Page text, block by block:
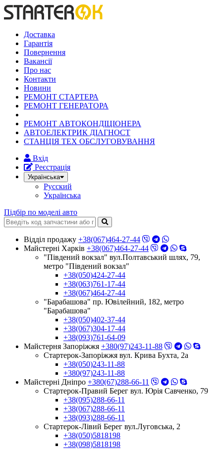
Доставка
Гарантія
Повернення
Вакансії
Про нас
Контакти
Новини
РЕМОНТ СТАРТЕРА
РЕМОНТ ГЕНЕРАТОРА
РЕМОНТ АВТОКОНДІЦІОНЕРА
АВТОЕЛЕКТРИК ДІАГНОСТ
СТАНЦІЯ ТЕХ ОБСЛУГОВУВАННЯ
Вхід
Реєстрація
Українська
Русский
Українська
Підбір по моделі авто
Відділ продажу +38(067)464-27-44
Майстерні Харків +38(067)464-27-44
"Південий вокзал" вул.Полтавський шлях, 79,
метро "Південий вокзал"
+38(050)424-27-44
+38(063)761-17-44
+38(067)464-27-44
"Барабашова" пр. Ювілейний, 182, метро
"Барабашова"
+38(050)402-37-44
+38(067)304-17-44
+38(093)761-64-09
Майстерня Запоріжжя +380(97)243-11-88
Стартерок-Запоріжжя вул. Крива Бухта, 2а
+38(050)243-11-88
+380(97)243-11-88
Майстерні Днiпро +380(67)288-66-11
Стартерок-Правий Берег вул. Юрія Савченко, 79
+38(095)288-66-11
+38(067)288-66-11
+38(093)288-66-11
Стартерок-Лівий Берег вул.Луговська, 2
+38(050)5818198
+38(098)5818198